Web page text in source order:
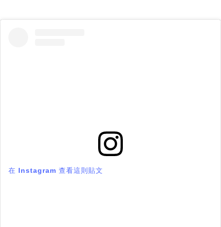
在 Instagram 查看這則貼文